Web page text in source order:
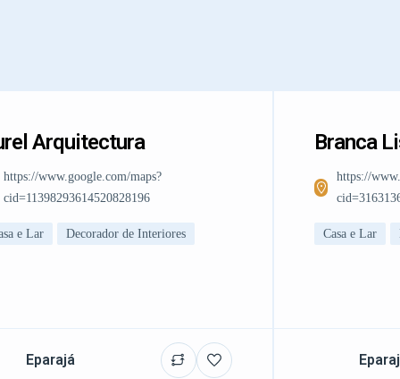
Arquitectura
https://www.google.com/maps?
cid=11398293614520828196
e Lar Decorador de Interiores
Eparajá
Branca
https://
Casa e Lar